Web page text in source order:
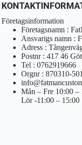
Företagsinformation
Företagsnamn :
Ansvarigs namn :
Adress :
Postnr : 417 46
Tel : 0762919666
Orgnr : 870310-
Mån – Fre 10:00 –
Lör -11:00 – 15:00